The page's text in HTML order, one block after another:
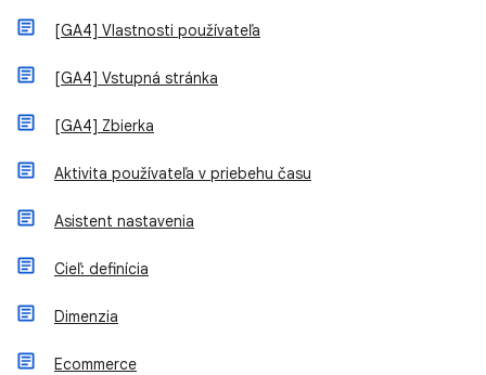
[GA4] Vlastnosti používateľa
[GA4] Vstupná stránka
[GA4] Zbierka
Aktivita používateľa v priebehu času
Asistent nastavenia
Cieľ: definícia
Dimenzia
Ecommerce